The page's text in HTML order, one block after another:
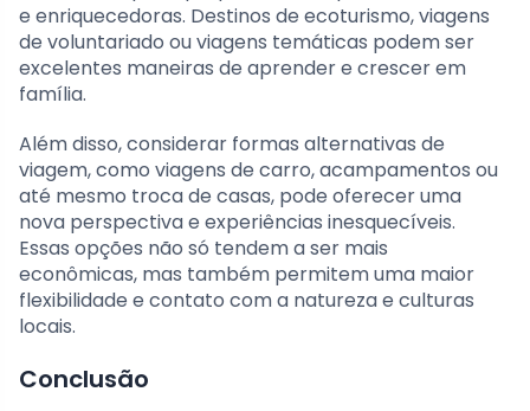
e enriquecedoras. Destinos de ecoturismo, viagens
de voluntariado ou viagens temáticas podem ser
excelentes maneiras de aprender e crescer em
família.
Além disso, considerar formas alternativas de
viagem, como viagens de carro, acampamentos ou
até mesmo troca de casas, pode oferecer uma
nova perspectiva e experiências inesquecíveis.
Essas opções não só tendem a ser mais
econômicas, mas também permitem uma maior
flexibilidade e contato com a natureza e culturas
locais.
Conclusão